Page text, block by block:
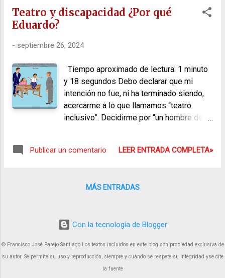
Teatro y discapacidad ¿Por qué
Eduardo?
- septiembre 26, 2024
Tiempo aproximado de lectura: 1 minuto
y 18 segundos Debo declarar que mi
intención no fue, ni ha terminado siendo,
acercarme a lo que llamamos “teatro
inclusivo”. Decidirme por “un hombre de
centímetros” , ha sido una cuestión difícil
cosa distinta iba a ser llegar a aceptarla
estudiar la materia en profundidad y a
sentido, quiero destacar los trabajos de la
doctora Susanne Hartwig sobre
Publicar un comentario LEER ENTRADA COMPLETA»
MÁS ENTRADAS
Con la tecnología de Blogger
© Francisco José Parejo Santiago Los textos incluidos en este blog son propiedad exclusiva de
su autor. Se permite su uso y reproducción, siempre y cuando se respete su integridad yse cite
la fuente